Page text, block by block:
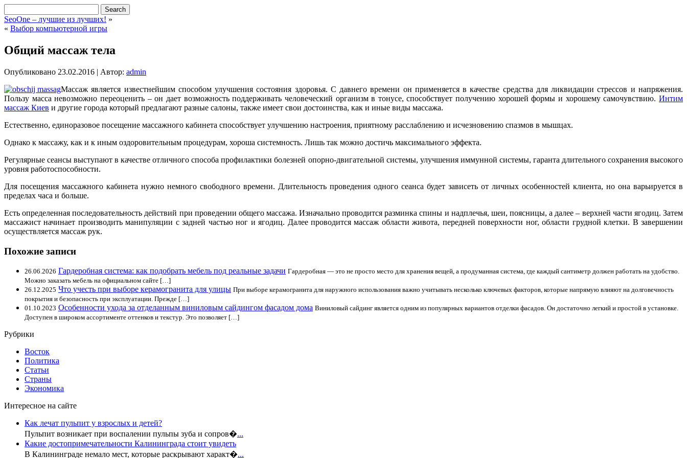
SeoOne – лучшие из лучших! »
« Выбор компьютерной игры
Общий массаж тела
Опубликовано 23.02.2016 | Автор: admin
Массаж является известнейшим способом улучшения состояния здоровья. С давнего времени он применяется в качестве средства для ликвидации стрессов и напряжения.
Пользу масса невозможно переоценить – он дает возможность поддерживать человеческий организм в тонусе, способствует получению хорошей формы и хорошему самочувствию. Интим
массаж Киев и другие города который предлагают разные салоны, также имеет свои достоинства, как и иные виды массажа.
Естественно, единоразовое посещение массажного кабинета способствует улучшению настроения, приятному расслаблению и исчезновению спазмов в мышцах.
Однако к массажу, как и к иным оздоровительным процедурам, хороша системность. Лишь так можно достичь максимального эффекта.
Регулярные сеансы выступают в качестве отличного способа профилактики болезней опорно-двигательной системы, улучшения иммунной системы, гаранта длительного сохранения высокого
уровня работоспособности.
Для посещения массажного кабинета нужно немного свободного времени. Длительность проведения одного сеанса будет зависеть от личных особенностей клиента, но она варьируется в
пределах часа и больше.
Есть определенная последовательность действий при проведении общего массажа. Изначально проводится разминка спины и надплечья, шеи, поясницы, а далее – верхней части ягодиц. Затем
массажист начинает производить манипуляции с задней частью ног и ягодиц. Далее проводится массаж области живота, передней поверхности ног, области грудной клетки. В завершении
осуществляется массаж рук.
Похожие записи
26.06.2026 Гардеробная система: как подобрать мебель под реальные задачи Гардеробная — это не просто место для хранения вещей, а продуманная система, где каждый сантиметр должен работать на удобство.
Можно заказать мебель на официальном сайте […]
26.12.2025 Что учесть при выборе керамогранита для улицы При выборе керамогранита для наружного использования важно учитывать несколько ключевых факторов, которые напрямую влияют на долговечность
покрытия и безопасность при эксплуатации. Прежде […]
01.10.2023 Особенности ухода за отделанным виниловым сайдингом фасадом дома Виниловый сайдинг является одним из популярных вариантов отделки фасадов. Он достаточно легкий и простой в установке.
Доступен в широком ассортименте оттенков и текстур. Это позволяет […]
Рубрики
Восток
Политика
Статьи
Страны
Экономика
Интересное на сайте
Как лечат пульпит у взрослых и детей?
Пульпит возникает при воспалении пульпы зуба и сопров�...
Какие достопримечательности Калининграда стоит увидеть
В Калининграде немало мест, которые раскрывают характ�...